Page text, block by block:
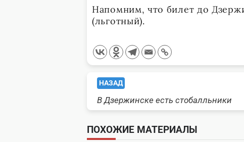
Напомним, что билет до
(льготный).
<span
class="nav-
subtitle
НАЗАД
В Дзержинске есть стобалльники
ПОХОЖИЕ МАТЕРИАЛЫ